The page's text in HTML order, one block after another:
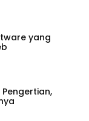
yang